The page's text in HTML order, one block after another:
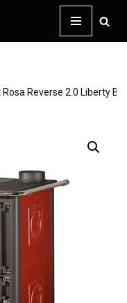
Rosa Reverse 2.0 Liberty